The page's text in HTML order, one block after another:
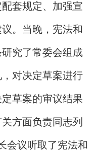
套规定、加强宣
。当晚，宪法和
究了常委会组成
对决定草案进行
草案的审议结果
方面负责同志列
会议听取了宪法和